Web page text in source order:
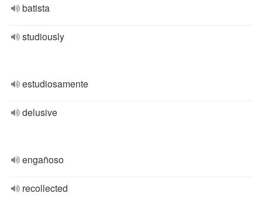
batista
studiously
estudiosamente
delusive
engañoso
recollected